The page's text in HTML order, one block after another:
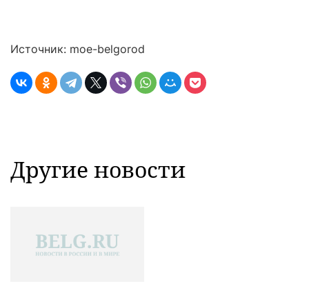
Источник: moe-belgorod
Другие новости